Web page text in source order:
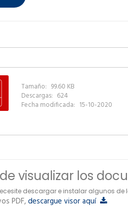
Tamaño: 99.60 KB
Descargas: 624
Fecha modificada: 15-10-2020
visualizar los
descargar e instalar algunos
PDF,descargue visor aquí